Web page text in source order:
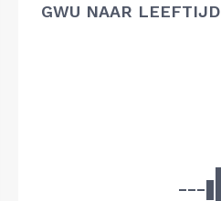
GWU NAAR LEEFTIJD